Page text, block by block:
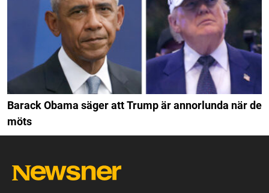
Barack Obama säger att Trump är annorlunda när de
möts